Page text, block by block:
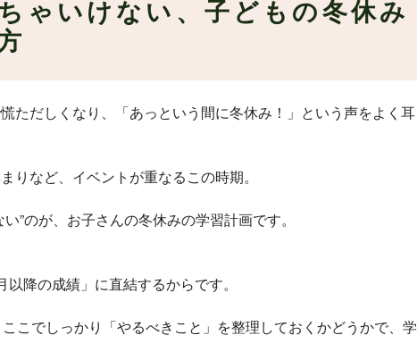
ゃいけない、子どもの冬休み
ただしくなり、「あっという間に冬休み！」という声をよく耳
りなど、イベントが重なるこの時期。
”のが、お子さんの冬休みの学習計画です。
降の成績」に直結するからです。
こでしっかり「やるべきこと」を整理しておくかどうかで、学